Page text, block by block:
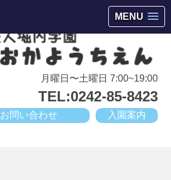
MENU
月曜日〜土曜日 7:00~19:00
TEL:0242-85-8423
入園案内
お問い合わせ